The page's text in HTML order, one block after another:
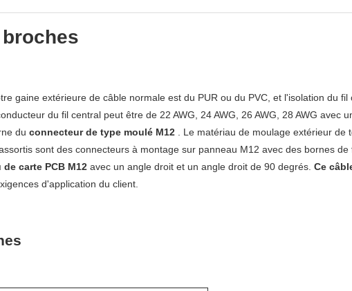
gaine extérieure de câble normale est du PUR ou du PVC, et l'isolation du
du fil central peut être de 22 AWG, 24 AWG, 26 AWG, 28 AWG avec
du connecteur de type moulé M12 . Le matériau de moulage extérieur de
sont des connecteurs à montage sur panneau M12 avec des bornes de
carte PCB M12 avec un angle droit et un angle droit de 90 degrés. Ce
d'application du client.